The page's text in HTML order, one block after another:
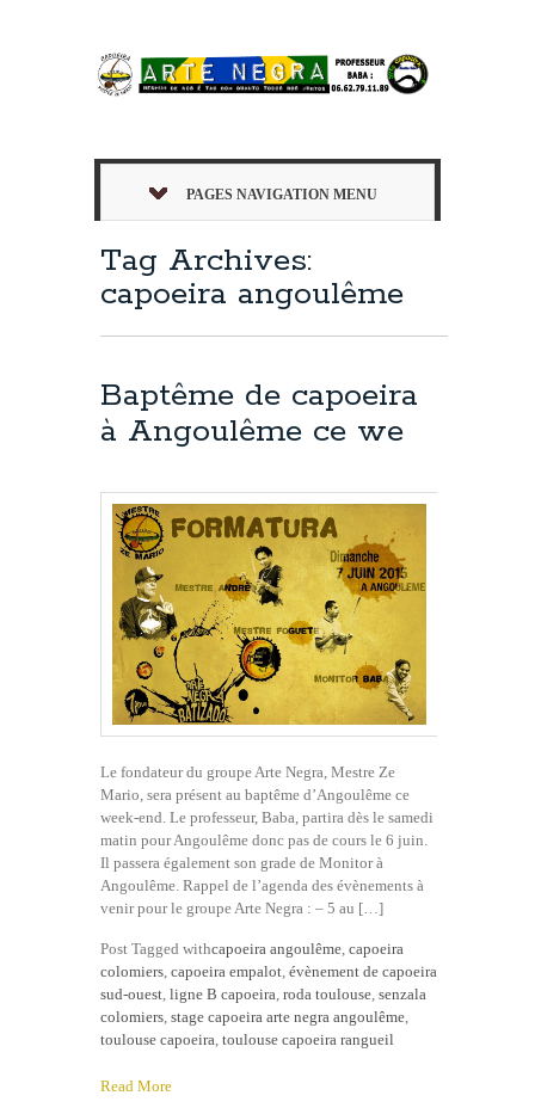
PAGES NAVIGATION MENU
Tag Archives:
capoeira angoulême
Baptême de capoeira
à Angoulême ce we
Le fondateur du groupe Arte Negra, Mestre Ze
Mario, sera présent au baptême d’Angoulême ce
week-end. Le professeur, Baba, partira dès le samedi
matin pour Angoulême donc pas de cours le 6 juin.
Il passera également son grade de Monitor à
Angoulême. Rappel de l’agenda des évènements à
venir pour le groupe Arte Negra : – 5 au […]
Post Tagged withcapoeira angoulême, capoeira
colomiers, capoeira empalot, évènement de capoeira
sud-ouest, ligne B capoeira, roda toulouse, senzala
colomiers, stage capoeira arte negra angoulême,
toulouse capoeira, toulouse capoeira rangueil
Read More